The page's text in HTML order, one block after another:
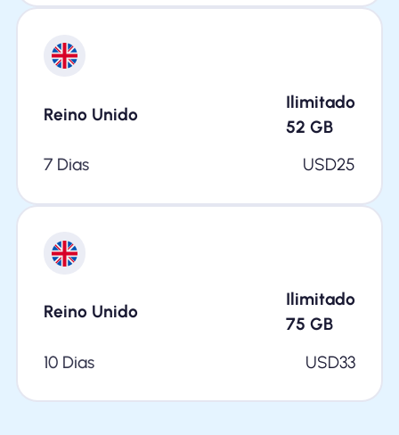
Reino Unido
Ilimitado
52 GB
7 Dias
USD25
Reino Unido
Ilimitado
75 GB
10 Dias
USD33